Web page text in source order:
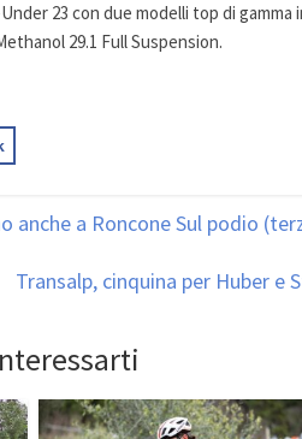
23 con due modelli top di gamma
29.1 Full Suspension.
anche a Roncone Sul podio
Transalp, cinquina per Huber e